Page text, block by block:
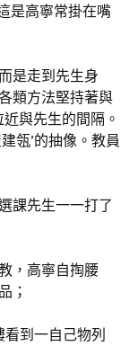
是高寧常掛在嘴
是走到先生身
類方法堅持著與
與先生的間隔。
瓴’的抽像。教員
課先生一一打了
，高寧自掏腰
；
到一自己物列